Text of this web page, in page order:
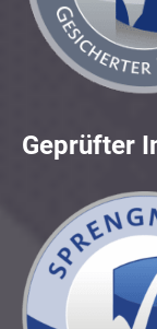
Geprüfter